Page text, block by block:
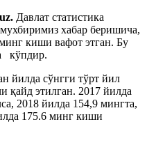
Давлат статистика
хабар беришича,
киши вафот этган. Бу
кўпдир.
йилда сўнгги тўрт йил
қайд этилган. 2017 йилда
2018 йилда 154,9 мингта,
175.6 минг киши